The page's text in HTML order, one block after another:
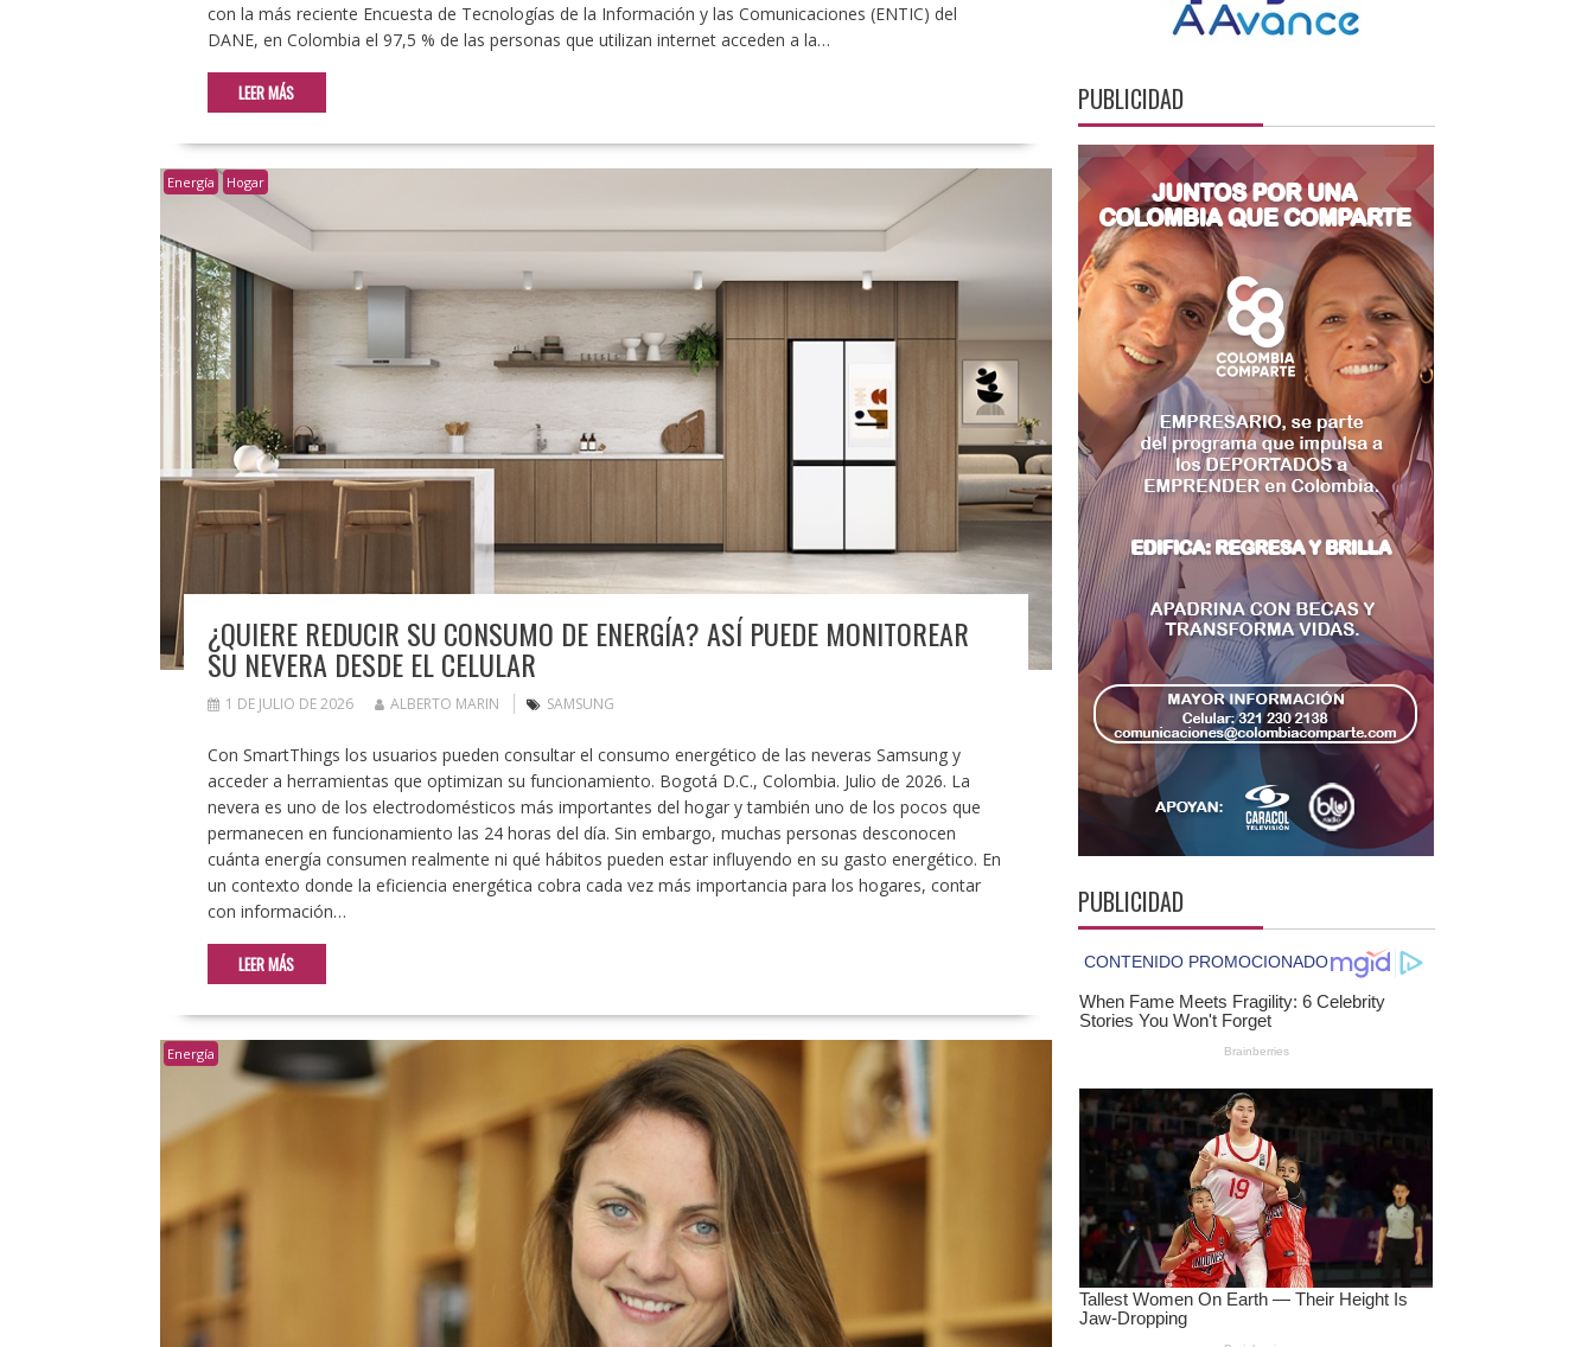
con la más reciente Encuesta de Tecnologías de la Información y las Comunicaciones (ENTIC) del
DANE, en Colombia el 97,5 % de las personas que utilizan internet acceden a la…
LEER MÁS
Energía Hogar
¿QUIERE REDUCIR SU CONSUMO DE ENERGÍA? ASÍ PUEDE MONITOREAR
SU NEVERA DESDE EL CELULAR
1 DE JULIO DE 2026 ALBERTO MARIN SAMSUNG
Con SmartThings los usuarios pueden consultar el consumo energético de las neveras Samsung y
acceder a herramientas que optimizan su funcionamiento. Bogotá D.C., Colombia. Julio de 2026. La
nevera es uno de los electrodomésticos más importantes del hogar y también uno de los pocos que
permanecen en funcionamiento las 24 horas del día. Sin embargo, muchas personas desconocen
cuánta energía consumen realmente ni qué hábitos pueden estar influyendo en su gasto energético. En
un contexto donde la eficiencia energética cobra cada vez más importancia para los hogares, contar
con información…
LEER MÁS
Energía
PUBLICIDAD
PUBLICIDAD